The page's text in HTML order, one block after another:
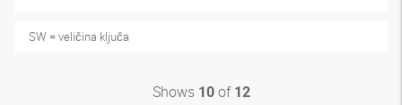
SW = veličina ključa
Shows 10of 12